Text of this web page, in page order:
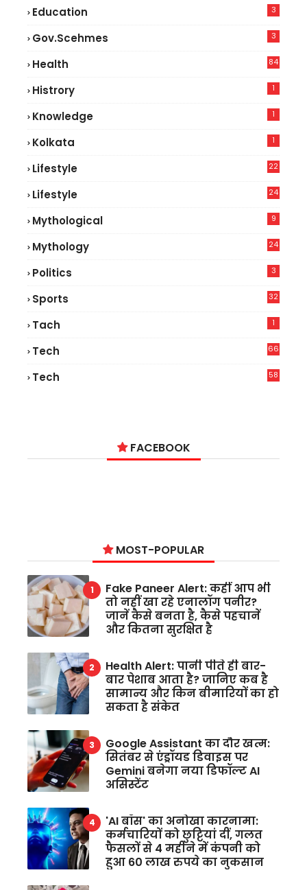
Education 3
Gov.scehmes 3
Health
84
Histrory 1
Knowledge 1
Kolkata 1
Lifestyle
22
Lifestyle
24
Mythological 9
Mythology 24
Politics 3
Sports 32
Tach 1
Tech
66
Tech
58
FACEBOOK
MOST-POPULAR
Fake Paneer Alert: कहीं आप भी
तो नहीं खा रहे एनालॉग पनीर?
जानें कैसे बनता है, कैसे पहचानें
और कितना सुरक्षित है
Health Alert: पानी पीते ही बार-
बार पेशाब आता है? जानिए कब है
सामान्य और किन बीमारियों का हो
सकता है संकेत
Google Assistant का दौर खत्म:
सितंबर से एंड्रॉयड डिवाइस पर
Gemini बनेगा नया डिफॉल्ट AI
असिस्टेंट
'AI बॉस' का अनोखा कारनामा:
कर्मचारियों को छुट्टियां दीं, गलत
फैसलों से 4 महीने में कंपनी को
हुआ 60 लाख रुपये का नुकसान